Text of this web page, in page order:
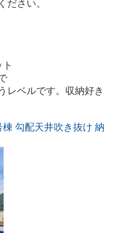
さい。
レベルです。収納好き
勾配天井吹き抜け 納